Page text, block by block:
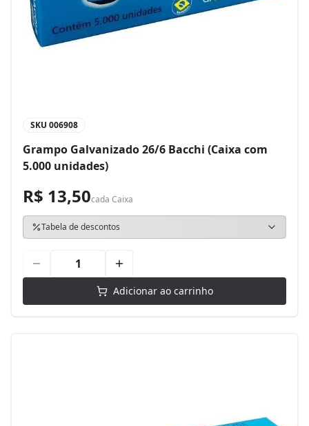
SKU 006908
Grampo Galvanizado 26/6 Bacchi (Caixa com
5.000 unidades)
R$ 13,50cada Caixa
Tabela de descontos
Adicionar ao carrinho